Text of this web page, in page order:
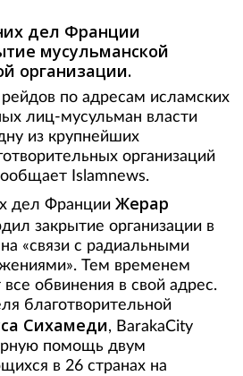
дел Франции
мусульманской
организации.
по адресам исламских
лиц-мусульман власти
из крупнейших
организаций
Islamnews.
дел Франции Жерар
закрытие организации в
«связи с радиальными
Тем временем
обвинения в свой адрес.
благотворительной
Сихамеди, BarakaCity
помощь двум
в 26 странах на